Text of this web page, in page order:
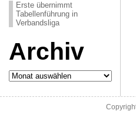
Erste übernimmt
Tabellenführung in
Verbandsliga
Archiv
Archiv